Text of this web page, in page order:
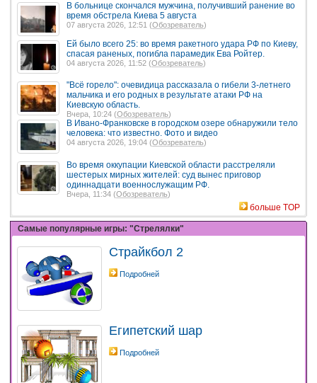
В больнице скончался мужчина, получивший ранение во
время обстрела Киева 5 августа
07 августа 2026, 12:51 (Обозреватель)
Ей было всего 25: во время ракетного удара РФ по Киеву,
спасая раненых, погибла парамедик Ева Ройтер.
04 августа 2026, 11:52 (Обозреватель)
"Всё горело": очевидица рассказала о гибели 3-летнего
мальчика и его родных в результате атаки РФ на
Киевскую область.
Вчера, 10:24 (Обозреватель)
В Ивано-Франковске в городском озере обнаружили тело
человека: что известно. Фото и видео
04 августа 2026, 19:04 (Обозреватель)
Во время оккупации Киевской области расстреляли
шестерых мирных жителей: суд вынес приговор
одиннадцати военнослужащим РФ.
Вчера, 11:34 (Обозреватель)
больше TOP
Самые популярные игры: "Стрелялки"
Страйкбол 2
Подробней
Египетский шар
Подробней